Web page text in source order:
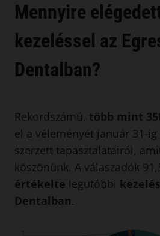
Mennyire
kezeléssel az
Dentalban?
Rekordszámú, több mint
el a véleményét január 31-
szerzett tapasztalatairól,
köszönünk. A válaszadók
értékelte legutóbbi
Dentalban.